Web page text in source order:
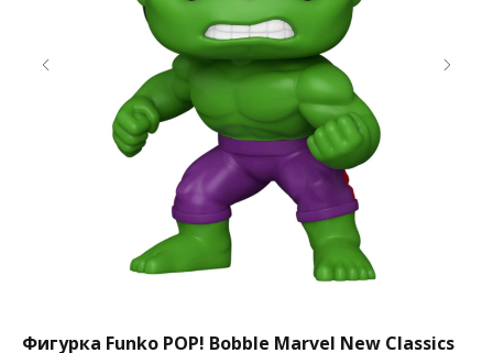
Фигурка Funko POP! Bobble Marvel New Classics